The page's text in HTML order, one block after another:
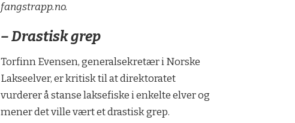
fangstrapp.no.
– Drastisk grep
Torfinn Evensen, generalsekretær i Norske
Lakseelver, er kritisk til at direktoratet
vurderer å stanse laksefiske i enkelte elver og
mener det ville vært et drastisk grep.